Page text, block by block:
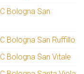
Bologna San
Bologna San Ruffillo
Bologna San Vitale